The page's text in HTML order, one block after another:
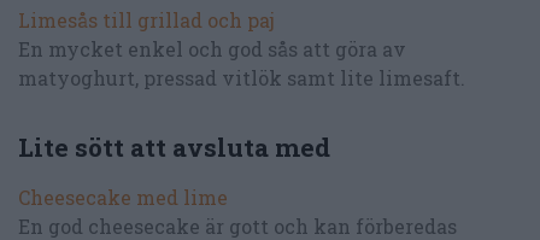
Limesås till grillad och paj
En mycket enkel och god sås att göra av
matyoghurt, pressad vitlök samt lite limesaft.
Lite sött att avsluta med
Cheesecake med lime
En god cheesecake är gott och kan förberedas